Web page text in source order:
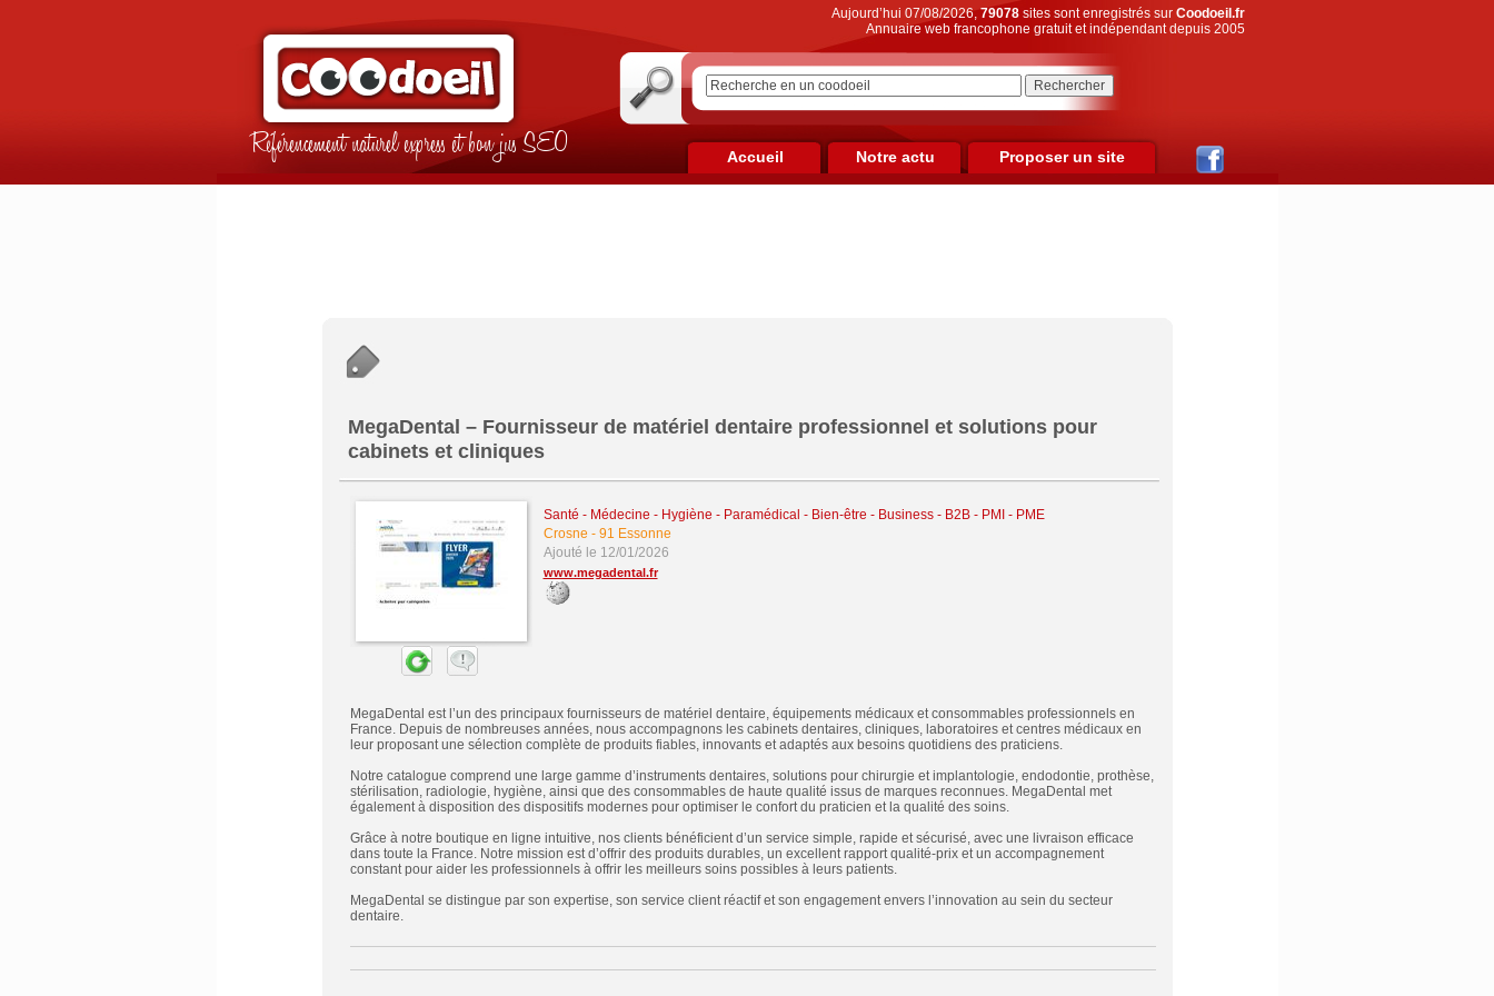
Référencement naturel express et bon jus SEO
Aujourd’hui 07/08/2026,79078sites sont enregistrés sur Coodoeil.fr
Annuaire web francophone gratuit et indépendant depuis 2005
Accueil Notre actu Proposer un site
MegaDental – Fournisseur de matériel dentaire professionnel et solutions pour
cabinets et cliniques
Santé - Médecine - Hygiène - Paramédical - Bien-être - Business - B2B - PMI - PME
Crosne - 91 Essonne
Ajouté le 12/01/2026
www.megadental.fr
MegaDental est l’un des principaux fournisseurs de matériel dentaire, équipements médicaux et consommables professionnels en
France. Depuis de nombreuses années, nous accompagnons les cabinets dentaires, cliniques, laboratoires et centres médicaux en
leur proposant une sélection complète de produits fiables, innovants et adaptés aux besoins quotidiens des praticiens.
Notre catalogue comprend une large gamme d’instruments dentaires, solutions pour chirurgie et implantologie, endodontie, prothèse,
stérilisation, radiologie, hygiène, ainsi que des consommables de haute qualité issus de marques reconnues. MegaDental met
également à disposition des dispositifs modernes pour optimiser le confort du praticien et la qualité des soins.
Grâce à notre boutique en ligne intuitive, nos clients bénéficient d’un service simple, rapide et sécurisé, avec une livraison efficace
dans toute la France. Notre mission est d’offrir des produits durables, un excellent rapport qualité-prix et un accompagnement
constant pour aider les professionnels à offrir les meilleurs soins possibles à leurs patients.
MegaDental se distingue par son expertise, son service client réactif et son engagement envers l’innovation au sein du secteur
dentaire.